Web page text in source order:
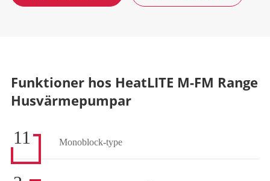
Funktioner hos HeatLITE M-FM Range
Husvärmepumpar
11 Monoblock-type